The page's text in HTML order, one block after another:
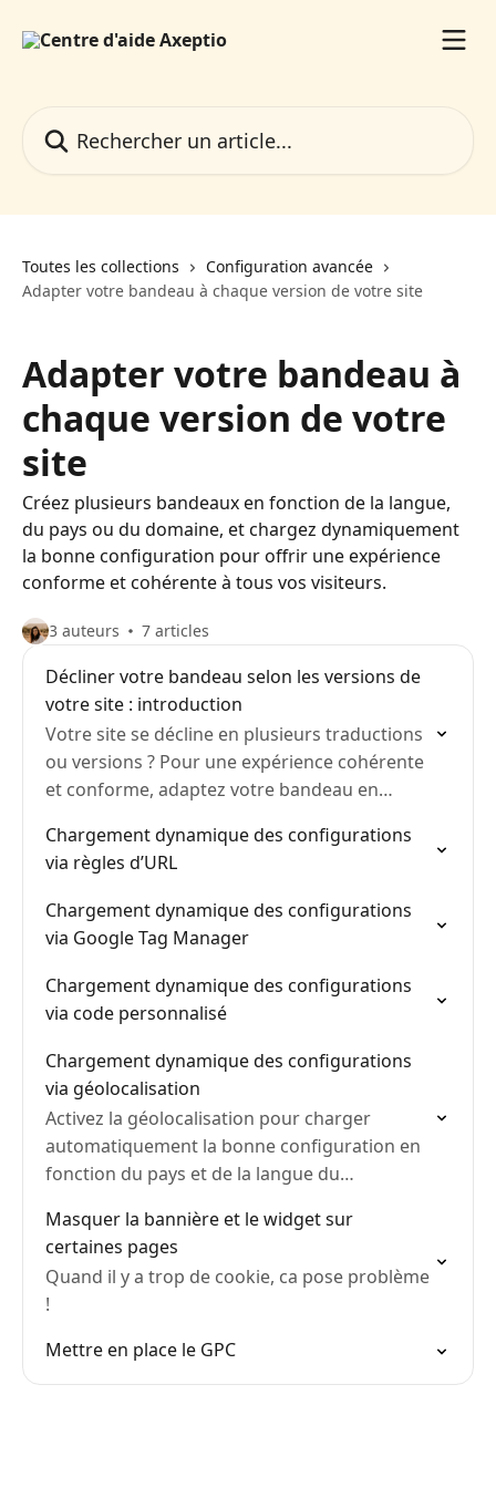
Toutes les collections
Configuration avancée
Adapter votre bandeau à chaque version de votre site
Adapter votre bandeau à
chaque version de votre
site
Créez plusieurs bandeaux en fonction de la langue,
du pays ou du domaine, et chargez dynamiquement
la bonne configuration pour offrir une expérience
conforme et cohérente à tous vos visiteurs.
3 auteurs 7 articles
Décliner votre bandeau selon les versions de
votre site : introduction
Votre site se décline en plusieurs traductions
ou versions ? Pour une expérience cohérente
et conforme, adaptez votre bandeau en
Chargement dynamique des configurations
via règles d’URL
Chargement dynamique des configurations
via Google Tag Manager
Chargement dynamique des configurations
via code personnalisé
Chargement dynamique des configurations
via géolocalisation
Activez la géolocalisation pour charger
automatiquement la bonne configuration en
fonction du pays et de la langue du
Masquer la bannière et le widget sur
certaines pages
Quand il y a trop de cookie, ca pose problème
!
Mettre en place le GPC